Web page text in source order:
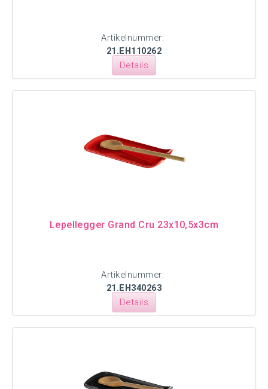
Artikelnummer:
21.EH110262
Details
Lepellegger Grand Cru 23x10,5x3cm
Artikelnummer:
21.EH340263
Details